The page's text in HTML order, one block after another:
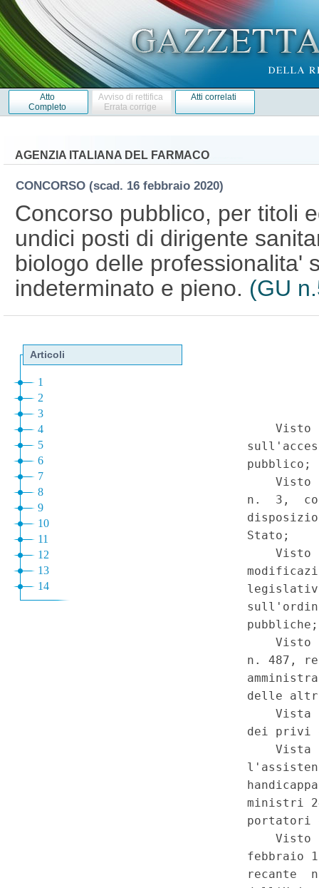
Atto
Completo
Avviso di rettifica
Errata corrige
Atti correlati
AGENZIA ITALIANA DEL FARMACO
CONCORSO (scad. 16 febbraio 2020)
Concorso pubblico, per titoli
undici posti di dirigente
biologo delle professionalita'
indeterminato e pieno. (GU